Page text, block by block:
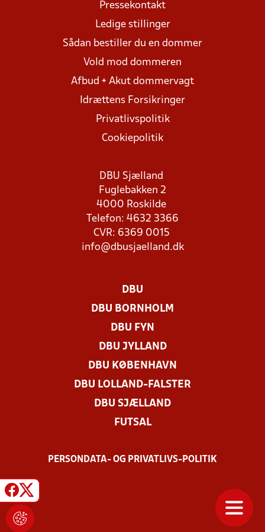
Pressekontakt
Ledige stillinger
Sådan bestiller du en dommer
Vold mod dommeren
Afbud + Akut dommervagt
Idrættens Forsikringer
Privatlivspolitik
Cookiepolitik
DBU Sjælland
Fuglebakken 2
4000 Roskilde
Telefon: 4632 3366
CVR: 6369 0015
info@dbusjaelland.dk
DBU
DBU BORNHOLM
DBU FYN
DBU JYLLAND
DBU KØBENHAVN
DBU LOLLAND-FALSTER
DBU SJÆLLAND
FUTSAL
PERSONDATA- OG PRIVATLIVS-POLITIK